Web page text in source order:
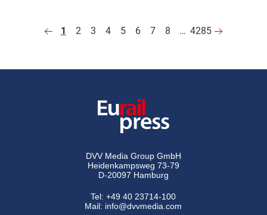
1 2 3 4 5 6 7 8 … 4285
DVV Media Group GmbH
Heidenkampsweg 73-79
D-20097 Hamburg
Tel:+49 40 23714-100
Mail: info@dvvmedia.com